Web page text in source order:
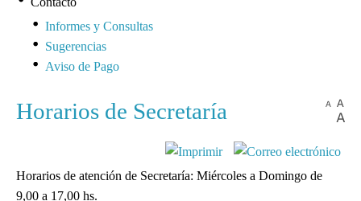
Informes y Consultas
Sugerencias
Aviso de Pago
Horarios de Secretaría
Horarios de atención de Secretaría: Miércoles a Domingo de
9,00 a 17,00 hs.